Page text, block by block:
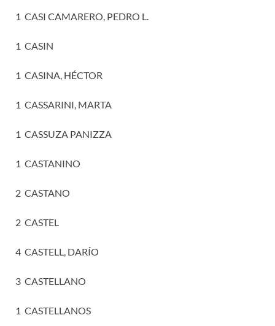
1 CASI CAMARERO, PEDRO L.
1 CASIN
1 CASINA, HÉCTOR
1 CASSARINI, MARTA
1 CASSUZA PANIZZA
1 CASTANINO
2 CASTANO
2 CASTEL
4 CASTELL, DARÍO
3 CASTELLANO
1 CASTELLANOS